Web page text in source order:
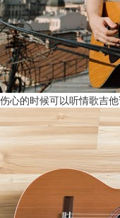
伤心的时候可以听情歌吉